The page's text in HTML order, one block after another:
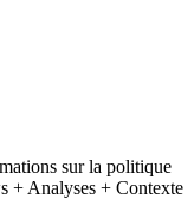
sur la politique
+ Analyses + Contexte